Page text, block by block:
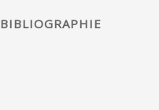
BIBLIOGRAPHIE